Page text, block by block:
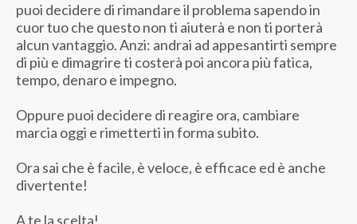
puoi decidere di rimandare il problema sapendo in
cuor tuo che questo non ti aiuterà e non ti porterà
alcun vantaggio. Anzi: andrai ad appesantirti sempre
di più e dimagrire ti costerà poi ancora più fatica,
tempo, denaro e impegno.
Oppure puoi decidere di reagire ora, cambiare
marcia oggi e rimetterti in forma subito.
Ora sai che è facile, è veloce, è efficace ed è anche
divertente!
A te la scelta!